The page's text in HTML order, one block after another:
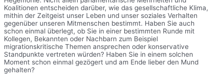
Koalitionen entscheiden darüber, wie das gesellschaftliche Klima,
mithin der Zeitgeist unser Leben und unser soziales Verhalten
gegenüber unseren Mitmenschen bestimmt. Haben Sie auch
schon einmal überlegt, ob Sie in einer bestimmten Runde mit
Kollegen, Bekannten oder Nachbarn zum Beispiel
migrationskritische Themen ansprechen oder konservative
Standpunkte vertreten würden? Haben Sie in einem solchen
Moment schon einmal gezögert und am Ende lieber den Mund
gehalten?